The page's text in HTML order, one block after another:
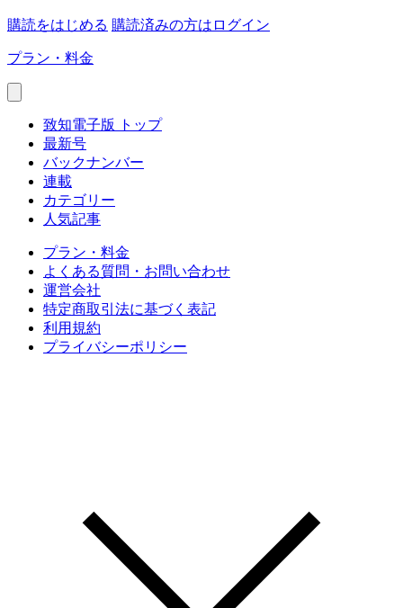
購読をはじめる 購読済みの方はログイン
プラン・料金
致知電子版 トップ
最新号
バックナンバー
連載
カテゴリー
人気記事
プラン・料金
よくある質問・お問い合わせ
運営会社
特定商取引法に基づく表記
利用規約
プライバシーポリシー